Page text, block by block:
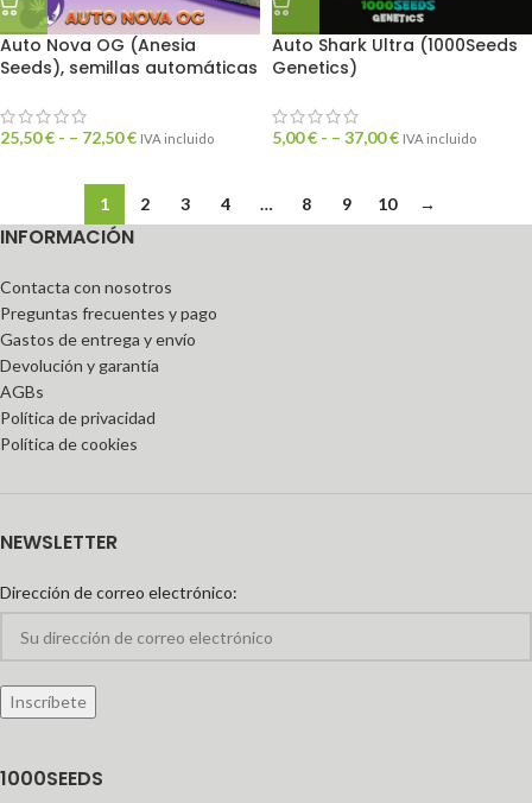
Auto Nova OG (Anesia
Seeds), semillas automáticas
25,50€ - – 72,50€ IVA incluido
Auto Shark Ultra (1000Seeds
Genetics)
5,00€ - – 37,00€ IVA incluido
1 2 3 4 … 8 9 10 →
INFORMACIÓN
Contacta con nosotros
Preguntas frecuentes y pago
Gastos de entrega y envío
Devolución y garantía
AGBs
Política de privacidad
Política de cookies
NEWSLETTER
Dirección de correo electrónico:
1000SEEDS